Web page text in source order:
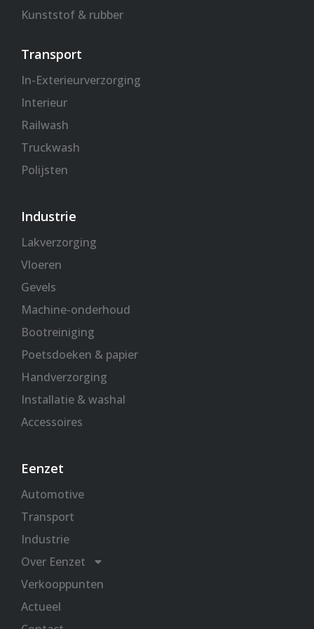
Kunststof & rubber
Transport
In-Exterieurverzorging
Interieur
Railwash
Truckwash
Polijsten
Industrie
Lakverzorging
Vloeren
Gevels
Machine-onderhoud
Bootreiniging
Poetsdoeken & papier
Handverzorging
Installatie & washal
Accessoires
Eenzet
Automotive
Transport
Industrie
Over Eenzet
Verkooppunten
Actueel